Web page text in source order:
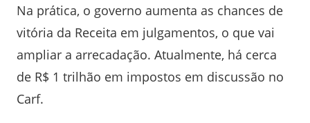
Na prática, o governo aumenta as chances de
vitória da Receita em julgamentos, o que vai
ampliar a arrecadação. Atualmente, há cerca
de R$ 1 trilhão em impostos em discussão no
Carf.